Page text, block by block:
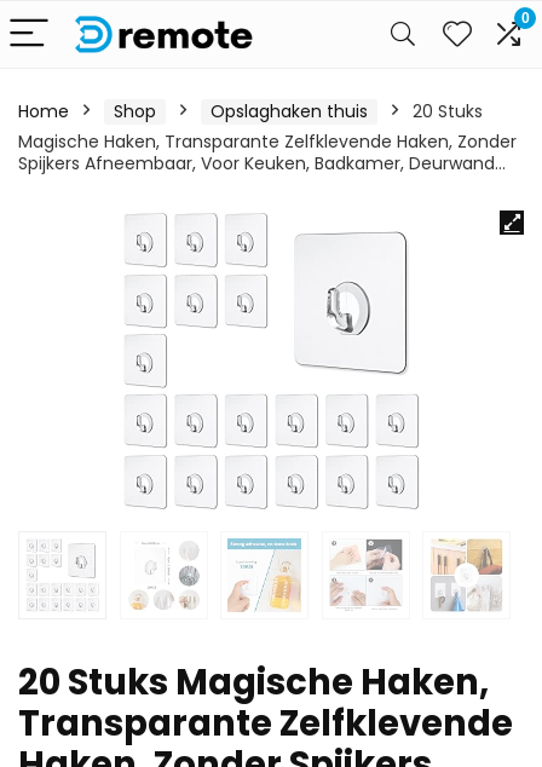
0
Home Shop Opslaghaken thuis
20 Stuks
Magische Haken, Transparante Zelfklevende Haken, Zonder
Spijkers Afneembaar, Voor Keuken, Badkamer, Deurwand…
20 Stuks Magische Haken,
Transparante Zelfklevende